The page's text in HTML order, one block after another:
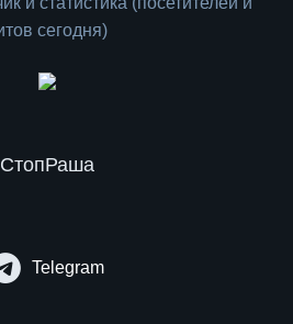
СтопРаша
Telegram